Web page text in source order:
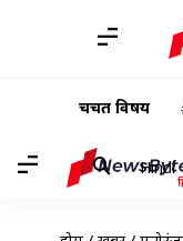
चर्चित विषय
Hindi